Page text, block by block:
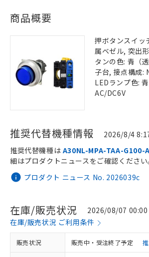
商品概要
押ボタンスイッ
属ベゼル, 突出
タンの色: 青（
子台, 接点構成:
LEDランプ色:
AC/DC6V
推奨代替機種情報 2026/8/4
プロダクト ニュース No. 2026039c
推奨代替機種は A30NL-MPA-TAA-G100-
細はプロダクトニュースをご確認ください
在庫/販売状況
2026/08/07 00:00
在庫/販売状況 ご利用条件
販売状況 販売中・受注終了予定